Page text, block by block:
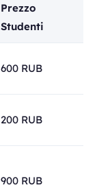
Prezzo
Studenti
600 RUB
200 RUB
900 RUB